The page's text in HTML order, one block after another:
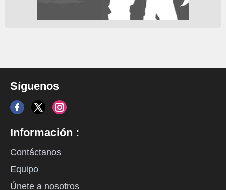
Síguenos
Información :
Contáctanos
Equipo
Únete a nosotros